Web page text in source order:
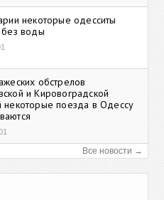
некоторые одесситы
без воды
обстрелов
и Кировоградской
некоторые поезда в Одессу
Все новости →